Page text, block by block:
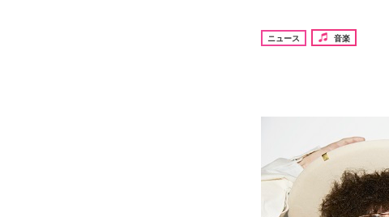
ニュース 音楽